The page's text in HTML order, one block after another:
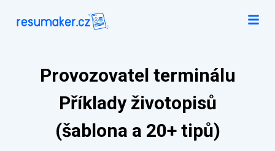
Provozovatel terminálu
Příklady životopisů
(šablona a 20+ tipů)